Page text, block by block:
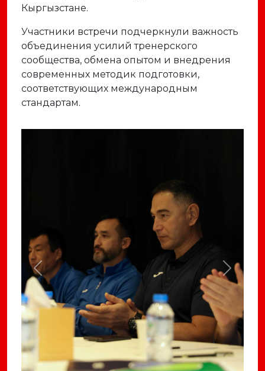
Кыргызстане.
Участники встречи подчеркнули важность
объединения усилий тренерского
сообщества, обмена опытом и внедрения
современных методик подготовки,
соответствующих международным
стандартам.
Previous Next